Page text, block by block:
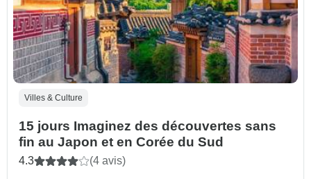
Villes & Culture
15 jours Imaginez des découvertes sans
fin au Japon et en Corée du Sud
4.3 (4 avis)